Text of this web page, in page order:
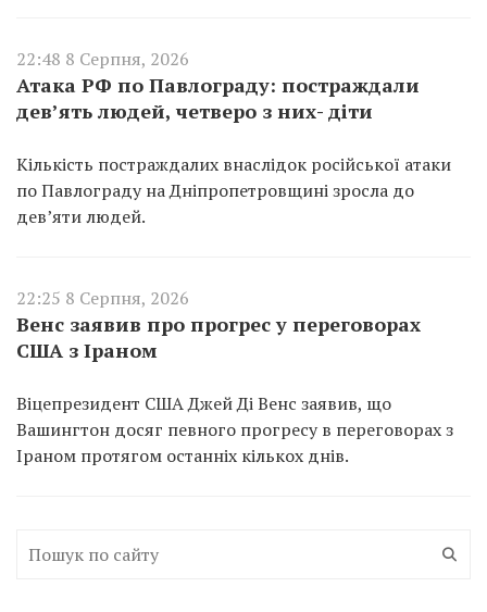
22:48 8 Серпня, 2026
Атака РФ по Павлограду: постраждали
дев’ять людей, четверо з них- діти
Кількість постраждалих внаслідок російської атаки
по Павлограду на Дніпропетровщині зросла до
дев’яти людей.
22:25 8 Серпня, 2026
Венс заявив про прогрес у переговорах
США з Іраном
Віцепрезидент США Джей Ді Венс заявив, що
Вашингтон досяг певного прогресу в переговорах з
Іраном протягом останніх кількох днів.